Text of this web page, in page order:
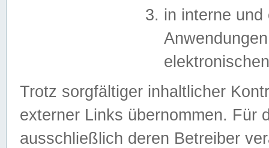
in interne
Trotz sorgfältiger inhaltlicher
externer Links übernommen. Für
ausschließlich deren Betreiber